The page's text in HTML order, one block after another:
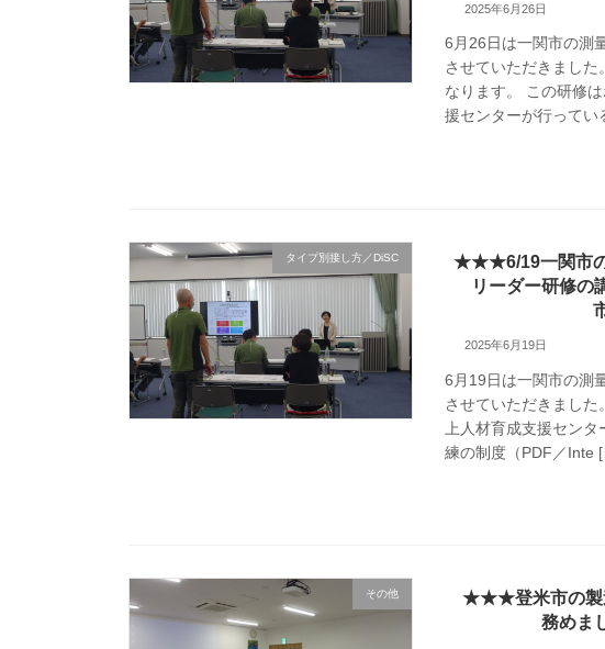
2025年6月26日
6月26日は一関市の測
させていただきまし
なります。 この研修
援センターが行って
タイプ別接し方／DiSC
★★★6/19一関市の
リーダー研修の
2025年6月19日
6月19日は一関市の測
させていただきまし
上人材育成支援セン
練の制度（PDF／Inte
その他
★★★登米市の製
務めま